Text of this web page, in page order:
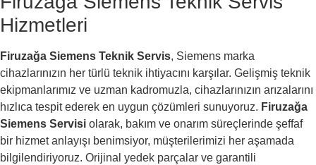
Hizmetleri
Firuzağa Siemens Teknik Servis, Siemens marka
cihazlarınızın her türlü teknik ihtiyacını karşılar. Gelişmiş teknik
ekipmanlarımız ve uzman kadromuzla, cihazlarınızın arızalarını
hızlıca tespit ederek en uygun çözümleri sunuyoruz. Firuzağa
Siemens Servisi olarak, bakım ve onarım süreçlerinde şeffaf
bir hizmet anlayışı benimsiyor, müşterilerimizi her aşamada
bilgilendiriyoruz. Orijinal yedek parçalar ve garantili